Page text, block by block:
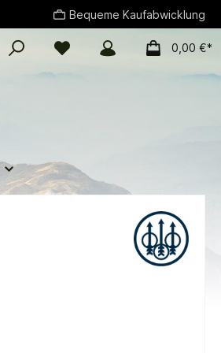
Bequeme Kaufabwicklung
0,00 €*